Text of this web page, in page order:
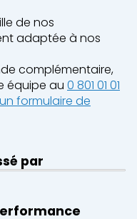
de nos
adaptée à nos
complémentaire,
équipe au 0 801 01 01
un formulaire de
par